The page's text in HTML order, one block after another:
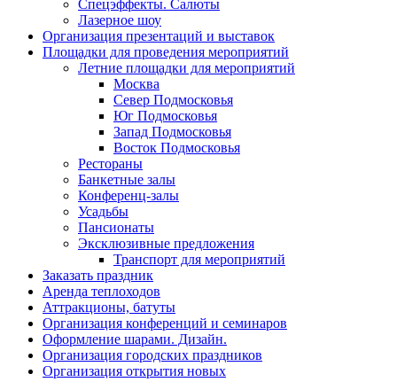
Спецэффекты. Салюты
Лазерное шоу
Организация презентаций и выставок
Площадки для проведения мероприятий
Летние площадки для мероприятий
Москва
Север Подмосковья
Юг Подмосковья
Запад Подмосковья
Восток Подмосковья
Рестораны
Банкетные залы
Конференц-залы
Усадьбы
Пансионаты
Эксклюзивные предложения
Транспорт для мероприятий
Заказать праздник
Аренда теплоходов
Аттракционы, батуты
Организация конференций и семинаров
Оформление шарами. Дизайн.
Организация городских праздников
Организация открытия новых